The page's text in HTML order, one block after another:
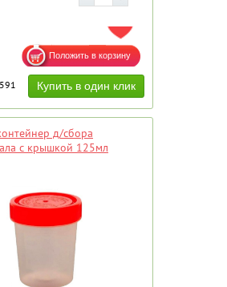
ДОБАВИТЬ В ИЗБРАННОЕ
д/сбора
с крышкой 125мл